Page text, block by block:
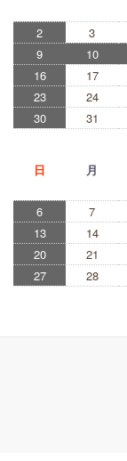
2
3
9
10
16
17
23
24
30
31
日
月
6
7
13
14
20
21
27
28